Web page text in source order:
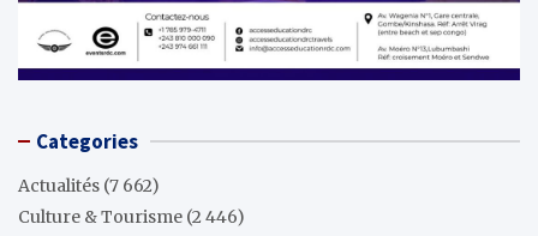
Categories
Actualités (7 662)
Culture & Tourisme (2 446)